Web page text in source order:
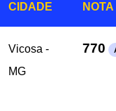
CIDADE
Vicosa -
MG
770